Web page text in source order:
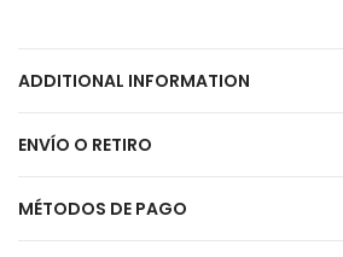
ADDITIONAL INFORMATION
ENVÍO O RETIRO
MÉTODOS DE PAGO